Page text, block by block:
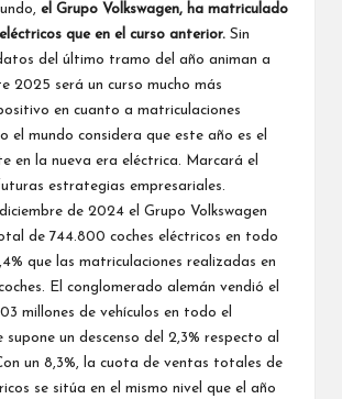
el Grupo Volkswagen, ha matriculado
que en el curso anterior. Sin
del último tramo del año animan a
2025 será un curso mucho más
en cuanto a matriculaciones
el mundo considera que este año es el
en la nueva era eléctrica. Marcará el
estrategias empresariales.
de 2024 el Grupo Volkswagen
de 744.800 coches eléctricos en todo
que las matriculaciones realizadas en
El conglomerado alemán vendió el
millones de vehículos en todo el
un descenso del 2,3% respecto al
un 8,3%, la cuota de ventas totales de
se sitúa en el mismo nivel que el año